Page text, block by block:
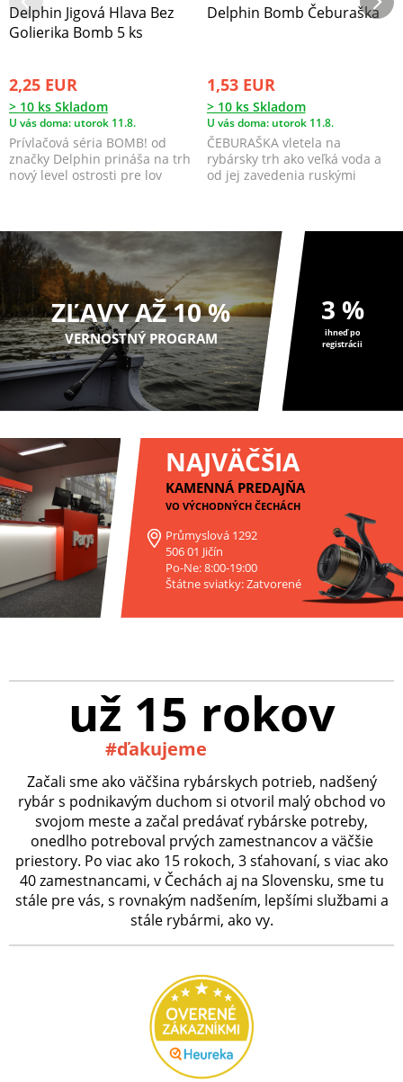
Delphin Jigová Hlava Bez
Golierika Bomb 5 ks
2,25 EUR
> 10 ks Skladom
U vás doma: utorok 11.8.
Prívlačová séria BOMB! od
značky Delphin prináša na trh
nový level ostrosti pre lov
Delphin Bomb Čeburaška
1,53 EUR
> 10 ks Skladom
U vás doma: utorok 11.8.
ČEBURAŠKA vletela na
rybársky trh ako veľká voda a
od jej zavedenia ruskými
ZĽAVY AŽ 10 %
VERNOSTNÝ PROGRAM
3 %
ihneď po
registrácii
NAJVÄČŠIA
KAMENNÁ PREDAJŇA
VO VÝCHODNÝCH ČECHÁCH
Průmyslová 1292
506 01 Jičín
Po-Ne: 8:00-19:00
Štátne sviatky: Zatvorené
už 15 rokov
#ďakujeme
Začali sme ako väčšina rybárskych potrieb, nadšený
rybár s podnikavým duchom si otvoril malý obchod vo
svojom meste a začal predávať rybárske potreby,
onedlho potreboval prvých zamestnancov a väčšie
priestory. Po viac ako 15 rokoch, 3 sťahovaní, s viac ako
40 zamestnancami, v Čechách aj na Slovensku, sme tu
stále pre vás, s rovnakým nadšením, lepšími službami a
stále rybármi, ako vy.